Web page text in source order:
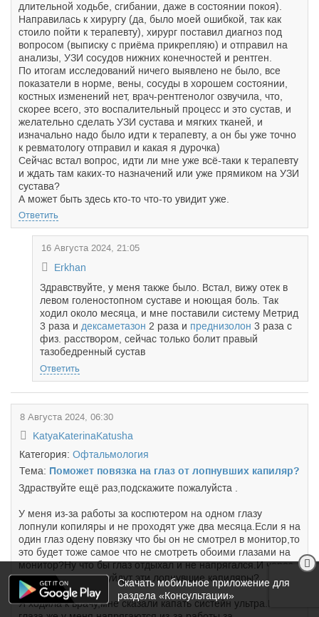
длительной ходьбе, сгибании, даже в состоянии покоя).
Направилась к хирургу (да, было моей ошибкой, так как
стоило пойти к терапевту), хирург поставил диагноз под
вопросом (выписку с приёма прикрепляю) и отправил на
анализы, УЗИ сосудов нижних конечностей и рентген.
По итогам исследований ничего выявлено не было, все
показатели в норме, вены, сосуды в хорошем состоянии,
костных изменений нет, врач-рентгенолог озвучила, что,
скорее всего, это воспалительный процесс и это сустав, и
желательно сделать УЗИ сустава и мягких тканей, и
изначально надо было идти к терапевту, а он бы уже точно
к ревматологу отправил и какая я дурочка)
Сейчас встал вопрос, идти ли мне уже всё-таки к терапевту
и ждать там каких-то назначений или уже прямиком на УЗИ
сустава?
А может быть здесь кто-то что-то увидит уже.
Ответить
16 Августа 2024, 21:05
Erkhan
Здравствуйте, у меня также было. Встал, вижу отек в
левом голеностопном суставе и ноющая боль. Так
ходил около месяца, и мне поставили систему Метрид
3 раза и дексаметазон 2 раза и преднизолон 3 раза с
физ. расствором, сейчас только болит правый
тазобедренный сустав
Ответить
8 Августа 2024, 06:30
KatyaKaterinaKatusha
Категория: Офтальмология
Тема: Поможет повязка на глаз от лопнувших капиляр?
Здраствуйте ещё раз,подскажите пожалуйста .
У меня из-за работы за коспютером на одном глазу
лопнули копиляры и не проходят уже два месяца.Если я на
один глаз одену повязку что бы он не смотрел в монитор,то
это будет тоже самое что не смотреть обоими глазами на
монитор?Ну что бы глаз отдыхал и не напрягался.И через
сколько примерно уйдут эти лопнувшие капиляры?
Я ходила к врачу,мне сказали капать систейн ультра.Но
Скачать мобильное приложение для
раздела «Консультации»